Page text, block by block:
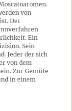
von
Der
Ein
Sein
Jeder der sich
von dem
Zur Gemüte
in einem